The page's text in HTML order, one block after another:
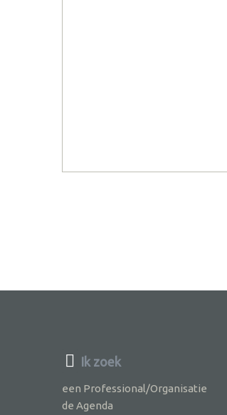
Ik zoek
een Professional/Organisatie
de Agenda